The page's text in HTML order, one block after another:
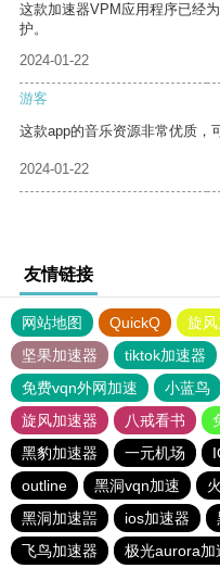
这款加速器VPM应用程序已经
护。
2024-01-22
游客
这款app的音乐资源非常优质，
2024-01-22
友情链接
网站地图 QuickQ 旋
坚果加速器
tiktok加速器
免费vqn外网加速
小蓝鸟
旋风加速器
八戒看书
黑豹加速器
一元机场
outline
黑洞vqn加速
黑洞加速噐
ios加速器
飞鸟加速器
极光aurora加